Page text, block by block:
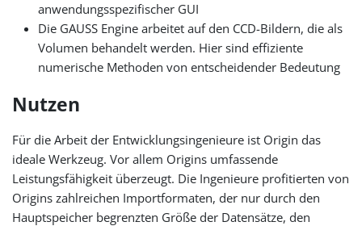
anwendungsspezifischer GUI
Die GAUSS Engine arbeitet auf den CCD-Bildern, die als
Volumen behandelt werden. Hier sind effiziente
numerische Methoden von entscheidender Bedeutung
Nutzen
Für die Arbeit der Entwicklungsingenieure ist Origin das
ideale Werkzeug. Vor allem Origins umfassende
Leistungsfähigkeit überzeugt. Die Ingenieure profitierten von
Origins zahlreichen Importformaten, der nur durch den
Hauptspeicher begrenzten Größe der Datensätze, den